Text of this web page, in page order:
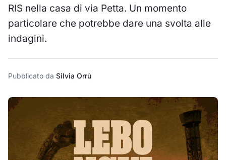
RIS nella casa di via Petta. Un momento
particolare che potrebbe dare una svolta alle
indagini.
Pubblicato da Silvia Orrù